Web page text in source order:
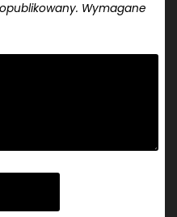
Wymagane